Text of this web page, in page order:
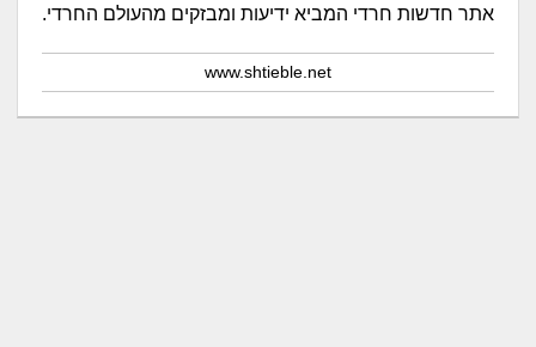
אתר חדשות חרדי המביא ידיעות ומבזקים מהעולם החרדי.
www.shtieble.net